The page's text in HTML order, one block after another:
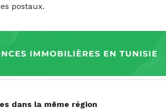
postaux.
dans la même région